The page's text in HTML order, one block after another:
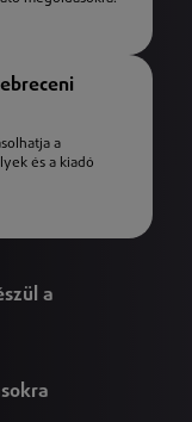
a
és a kiadó
a